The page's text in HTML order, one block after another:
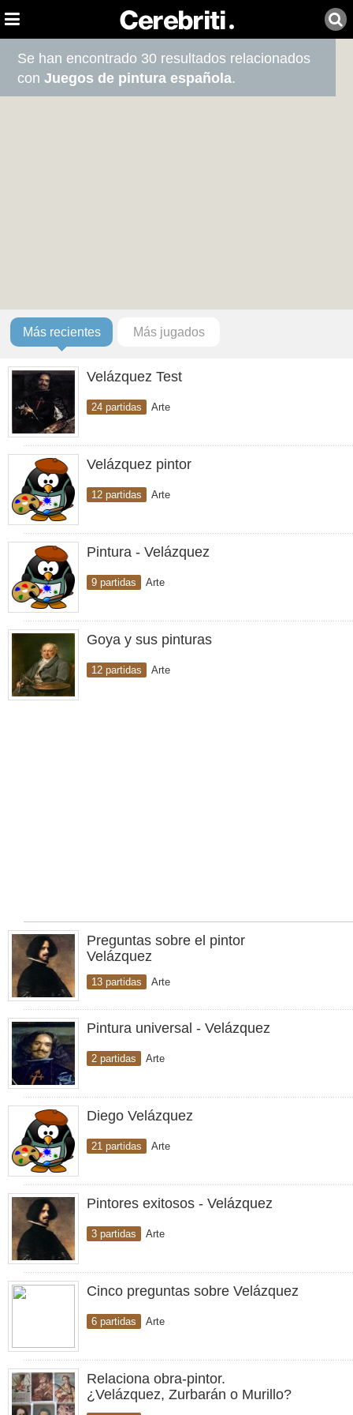
Se han encontrado 30 resultados relacionados
conJuegos de pintura española.
Más recientes Más jugados
Velázquez Test
24 partidas Arte
Velázquez pintor
12 partidas Arte
Pintura - Velázquez
9 partidas Arte
Goya y sus pinturas
12 partidas Arte
Preguntas sobre el pintor
Velázquez
13 partidas Arte
Pintura universal - Velázquez
2 partidas Arte
Diego Velázquez
21 partidas Arte
Pintores exitosos - Velázquez
3 partidas Arte
Cinco preguntas sobre Velázquez
6 partidas Arte
Relaciona obra-pintor.
¿Velázquez, Zurbarán o Murillo?